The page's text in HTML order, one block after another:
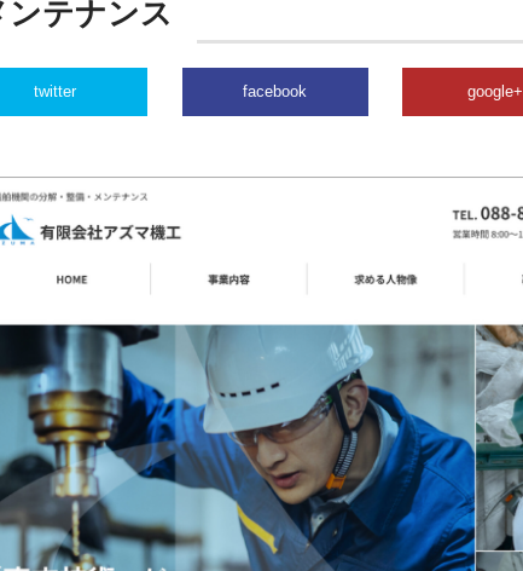
ンテナンス
twitter facebook google+